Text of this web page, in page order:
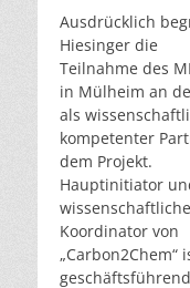
Ausdrücklich
Hiesinger die
Teilnahme des
in Mülheim an
als
kompetenter
dem Projekt.
Hauptinitiator
Koordinator von
„Carbon2Chem“